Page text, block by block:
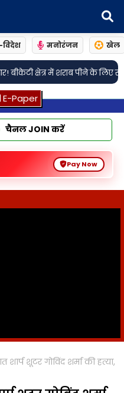
मनोरंजन खेल
को लेकर हुए था विवाद• लखनऊ:
E-Paper
चैनलJOIN करें
Pay Now
शूटर गोविंद शर्मा की हत्या,